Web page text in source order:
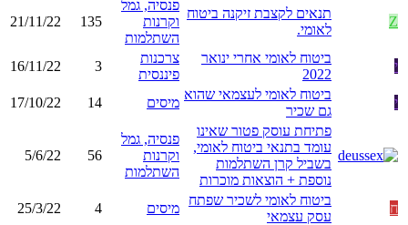
Z
תנאים לקצבת זיקנה ביטוח
לאומי.
פנסיה, גמל
וקרנות
השתלמות
135
21/11/22
י
ביטוח לאומי אחרי ינואר
2022
צרכנות
פיננסית
3
16/11/22
י
ביטוח לאומי לעצמאי שהוא
גם שכיר
מיסים 14
17/10/22
פתיחת עוסק פטור שאינו
עומד בתנאי ביטוח לאומי,
בשביל קרן השתלמות
נוספת + הוצאות מוכרות
פנסיה, גמל
וקרנות
השתלמות
56
5/6/22
ח
ביטוח לאומי לשכיר שפתח
עסק עצמאי
מיסים 4
25/3/22